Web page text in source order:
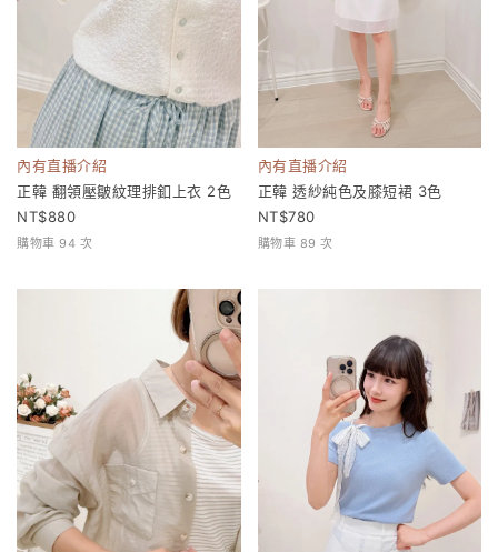
內有直播介紹
正韓 翻領壓皺紋理排釦上衣 2色
880
購物車 94 次
內有直播介紹
正韓 透紗純色及膝短裙 3色
780
購物車 89 次